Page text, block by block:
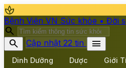
spa
Bệnh Viện VN Sức khỏe • Đời
search
search
Cập nhật 22 tin menu
Dinh Dưỡng Dược Giới